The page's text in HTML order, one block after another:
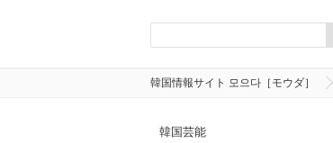
韓国情報サイト 모으다［モウダ］
韓国芸能